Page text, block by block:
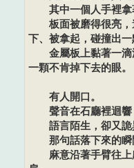
其中一個人手裡拿
板面被磨得很亮，
下、被拿起，碰撞出一
金屬板上黏著一滴
一顆不肯掉下去的眼。
有人開口。
聲音在石廳裡迴響
語言陌生，卻又詭
那句話落下來的瞬
麻意沿著手臂往上